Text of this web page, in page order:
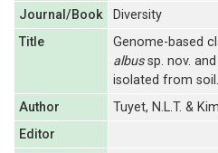
Journal/Book
Diversity
Title
Genome-based
albussp. nov. and
isolated from soil.
Author
Tuyet, N.L.T. &
Editor